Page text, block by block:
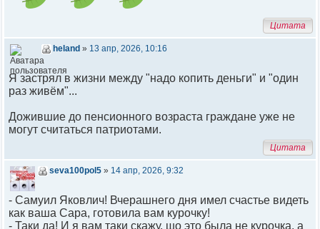
Цитата
heland » 13 апр, 2026, 10:16
Я застрял в жизни между "надо копить деньги" и "один
раз живём"...
Дожившие до пенсионного возраста граждане уже не
могут считаться патриотами.
Цитата
seva100pol5 » 14 апр, 2026, 9:32
- Самуил Яковлич! Вчерашнего дня имел счастье видеть
как ваша Сара, готовила вам курочку!
- Таки да! И я вам таки скажу, шо это была не курочка, а